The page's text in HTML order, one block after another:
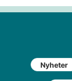
Nyheter